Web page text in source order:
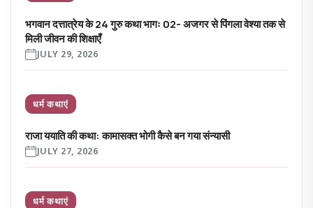
भगवान दत्तात्रेय के 24 गुरु कथा भागः 02- अजगर से पिंगला वेश्या तक से
मिली जीवन की शिक्षाएँ
JULY 29, 2026
धर्म कथाएं
राजा ययाति की कथा: कामासक्त भोगी कैसे बन गया संन्यासी
JULY 27, 2026
धर्म कथाएं